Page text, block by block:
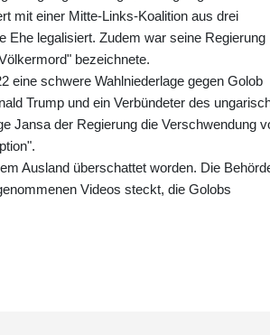
mit einer Mitte-Links-Koalition aus drei
Ehe legalisiert. Zudem war seine Regierung
bezeichnete.
eine schwere Wahlniederlage gegen Golob
Trump und ein Verbündeter des
Jansa der Regierung die Verschwendung
Ausland überschattet worden. Die
Videos steckt, die Golobs